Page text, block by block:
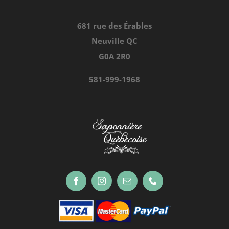
681 rue des Érables
Neuville QC
G0A 2R0
581-999-1968